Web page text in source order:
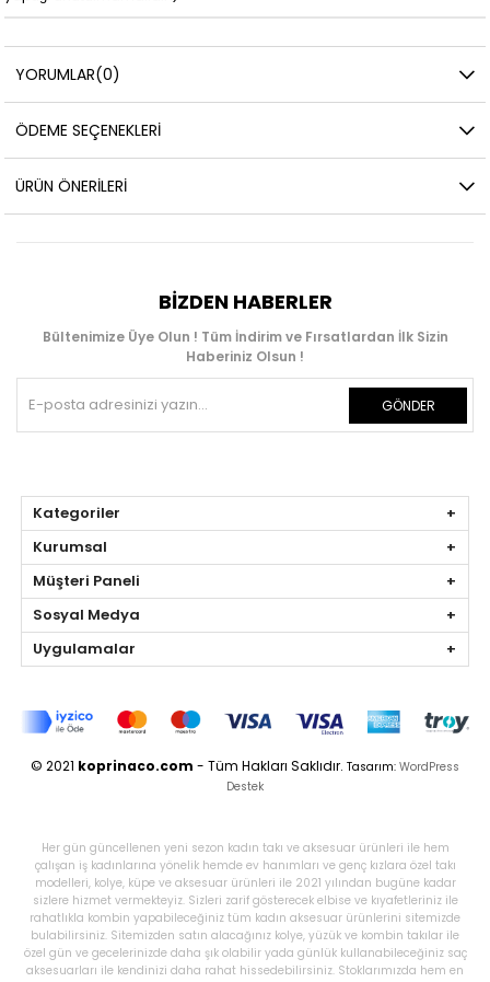
YORUMLAR(0)
ÖDEME SEÇENEKLERI
ÜRÜN ÖNERILERI
BIZDEN HABERLER
Bültenimize Üye Olun ! Tüm İndirim ve Fırsatlardan İlk Sizin
Haberiniz Olsun !
GÖNDER
Kategoriler
Kurumsal
Müşteri Paneli
Sosyal Medya
Uygulamalar
© 2021 koprinaco.com - Tüm Hakları Saklıdır. Tasarım: WordPress
Destek
Her gün güncellenen yeni sezon kadın takı ve aksesuar ürünleri ile hem
çalışan iş kadınlarına yönelik hemde ev hanımları ve genç kızlara özel takı
modelleri, kolye, küpe ve aksesuar ürünleri ile 2021 yılından bugüne kadar
sizlere hizmet vermekteyiz. Sizleri zarif gösterecek elbise ve kıyafetleriniz ile
rahatlıkla kombin yapabileceğiniz tüm kadın aksesuar ürünlerini sitemizde
bulabilirsiniz. Sitemizden satın alacağınız kolye, yüzük ve kombin takılar ile
özel gün ve gecelerinizde daha şık olabilir yada günlük kullanabileceğiniz saç
aksesuarları ile kendinizi daha rahat hissedebilirsiniz. Stoklarımızda hem en